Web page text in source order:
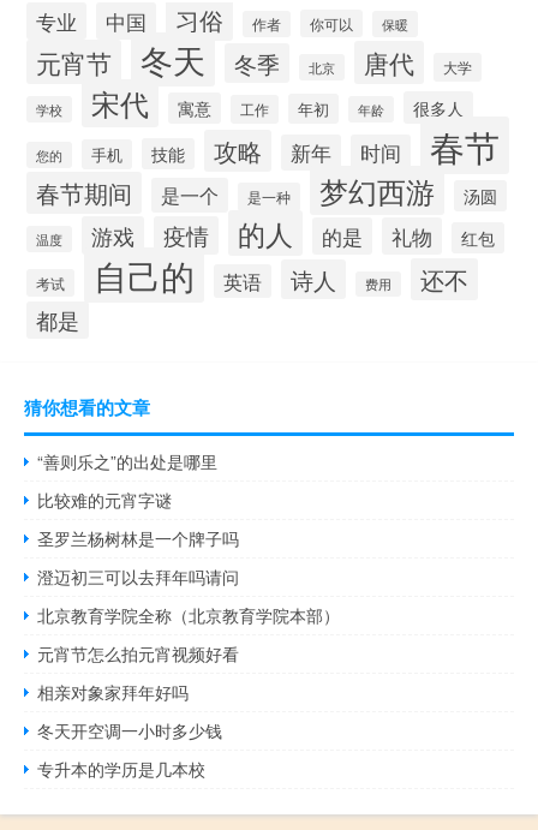
专业 中国 习俗 作者 你可以 保暖
元宵节 冬天 冬季 北京 唐代 大学
学校 宋代 寓意 工作 年初 年龄 很多人
您的 手机 技能 攻略 新年 时间 春节
春节期间 是一个 是一种 梦幻西游 汤圆
温度 游戏 疫情 的人 的是 礼物 红包
考试 自己的 英语 诗人 费用 还不
都是
猜你想看的文章
“善则乐之”的出处是哪里
比较难的元宵字谜
圣罗兰杨树林是一个牌子吗
澄迈初三可以去拜年吗请问
北京教育学院全称（北京教育学院本部）
元宵节怎么拍元宵视频好看
相亲对象家拜年好吗
冬天开空调一小时多少钱
专升本的学历是几本校